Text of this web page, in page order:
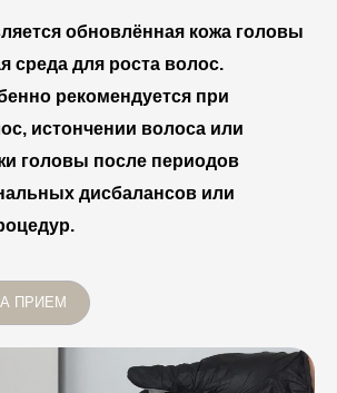
обновлённая кожа головы
среда для роста волос.
рекомендуется при
истончении волоса или
головы после периодов
дисбалансов или
ПРИЕМ